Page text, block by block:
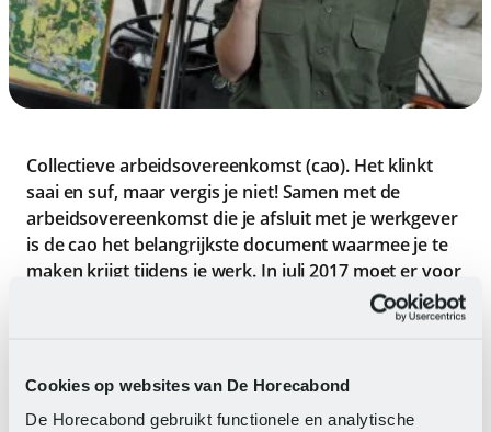
Cookies op websites van De Horecabond
De Horecabond gebruikt functionele en analytische
Collectieve arbeidsovereenkomst (cao). Het klinkt
saai en suf, maar vergis je niet! Samen met de
arbeidsovereenkomst die je afsluit met je werkgever
is de cao het belangrijkste document waarmee je te
maken krijgt tijdens je werk. In juli 2017moet er voor
alle recreatie- en zwembadmedewerkers een nieuwe
cao recreatie en cao zwembaden worden afgesloten.
onderhandelingsgesprekken worden in februari al